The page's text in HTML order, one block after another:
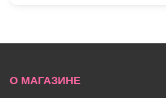
О МАГАЗИНЕ